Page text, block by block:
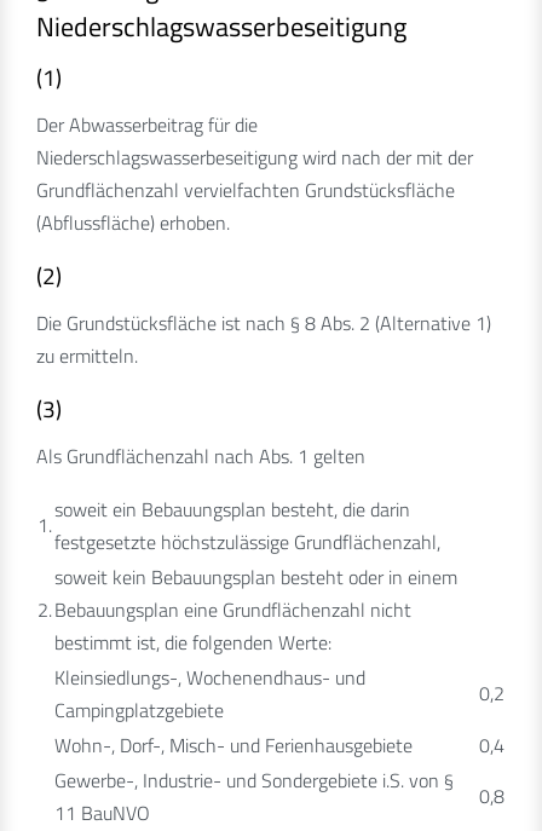
Niederschlagswasserbeseitigung
(1)
Der Abwasserbeitrag für die
Niederschlagswasserbeseitigung wird nach der mit der
Grundflächenzahl vervielfachten Grundstücksfläche
(Abflussfläche) erhoben.
(2)
Die Grundstücksfläche ist nach § 8 Abs. 2 (Alternative 1)
zu ermitteln.
(3)
Als Grundflächenzahl nach Abs. 1 gelten
1.
soweit ein Bebauungsplan besteht, die darin
festgesetzte höchstzulässige Grundflächenzahl,
2.
soweit kein Bebauungsplan besteht oder in einem
Bebauungsplan eine Grundflächenzahl nicht
bestimmt ist, die folgenden Werte:
Kleinsiedlungs-, Wochenendhaus- und
Campingplatzgebiete
0,2
Wohn-, Dorf-, Misch- und Ferienhausgebiete
0,4
Gewerbe-, Industrie- und Sondergebiete i.S. von §
11 BauNVO
0,8